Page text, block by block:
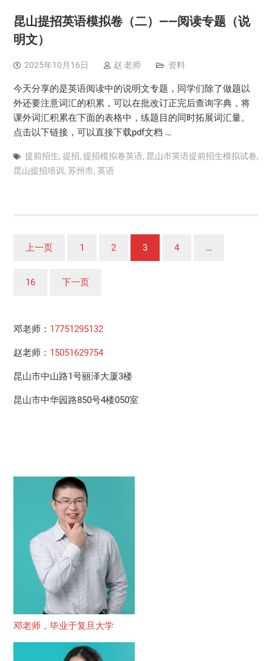
昆山提招英语模拟卷（二）——阅读专题（说
明文）
2025年10月16日 赵 老师 资料
今天分享的是英语阅读中的说明文专题，同学们除了做题以
外还要注意词汇的积累，可以在批改订正完后查询字典，将
课外词汇积累在下面的表格中，练题目的同时拓展词汇量。
点击以下链接，可以直接下载pdf文档 …
提前招生, 提招, 提招模拟卷英语, 昆山市英语提前招生模拟试卷,
昆山提招培训, 苏州市, 英语
上一页 1 2 3 4 …
16 下一页
邓老师： 17751295132
赵老师： 15051629754
昆山市中山路1号丽泽大厦3楼
昆山市中华园路850号4楼050室
邓老师，毕业于复旦大学